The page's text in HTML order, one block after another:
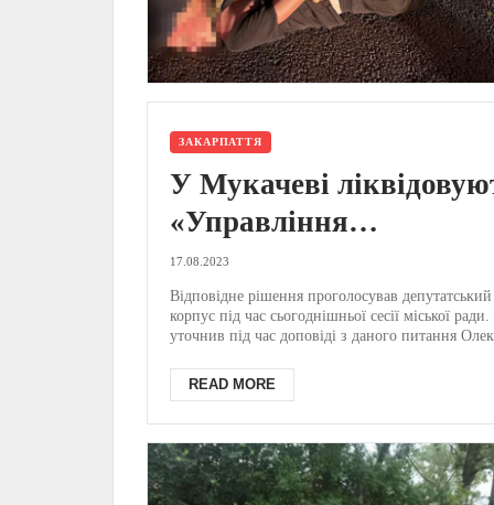
ЗАКАРПАТТЯ
У Мукачеві
«Управління
муніципальної
– рішення сесії
17.08.2023
Відповідне рішення проголосував депутатський
корпус під час сьогоднішньої сесії міської
уточнив під час доповіді з даного питання
READ MORE